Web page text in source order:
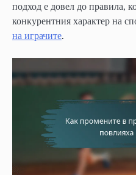
подход е довел до правила,
конкурентния характер на
на играчите.